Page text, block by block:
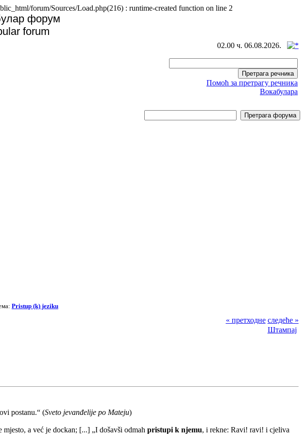
forum/Sources/Load.php(216) : runtime-created function on line 2
форум
forum
02.00 ч. 06.08.2026.
Помоћ за претрагу речника
Вокабулара
Pristup (k) jeziku
« претходне следеће »
Штампај
postanu.“ (Sveto jevanđelije po Mateju)
a već je dockan; [...] „I došavši odmah pristupi k njemu, i rekne: Ravi! ravi! i cjeliva